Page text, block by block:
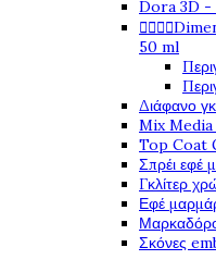
Dora 3D -

50 ml
Διάφανο
Mix Media
Top Coat
Σπρέι εφέ
Γκλίτερ
Εφέ
Σκόνες